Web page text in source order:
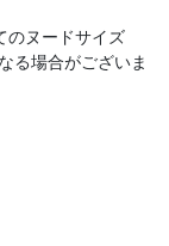
のヌードサイズ
る場合がございま